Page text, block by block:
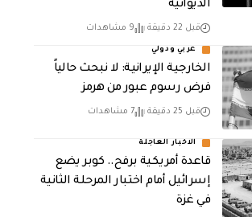
الديوانية
قبل 22 دقيقة 9 مشاهدات
عربي ودولي
الخارجية الإيرانية: لا نبحث حالياً
فرض رسوم عبور من هرمز
قبل 25 دقيقة 7 مشاهدات
الاخبار العاجلة
قاعدة أمريكية برفح.. كوبر يضع
إسرائيل أمام اختبار المرحلة الثانية
في غزة